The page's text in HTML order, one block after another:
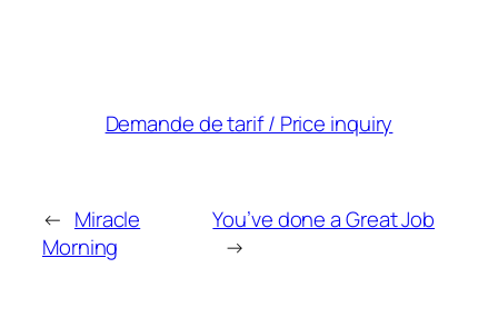
Demande de tarif / Price inquiry
← Miracle
Morning
You’ve done a Great Job
→